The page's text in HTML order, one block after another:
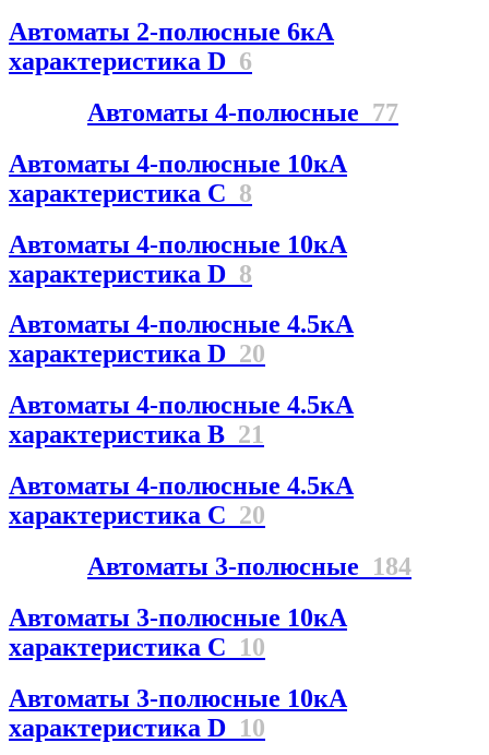
Автоматы 2-полюсные 6кА
характеристика D 6
Автоматы 4-полюсные 77
Автоматы 4-полюсные 10кА
характеристика C 8
Автоматы 4-полюсные 10кА
характеристика D 8
Автоматы 4-полюсные 4.5кА
характеристика D 20
Автоматы 4-полюсные 4.5кА
характеристика В 21
Автоматы 4-полюсные 4.5кА
характеристика С 20
Автоматы 3-полюсные 184
Автоматы 3-полюсные 10кА
характеристика C 10
Автоматы 3-полюсные 10кА
характеристика D 10